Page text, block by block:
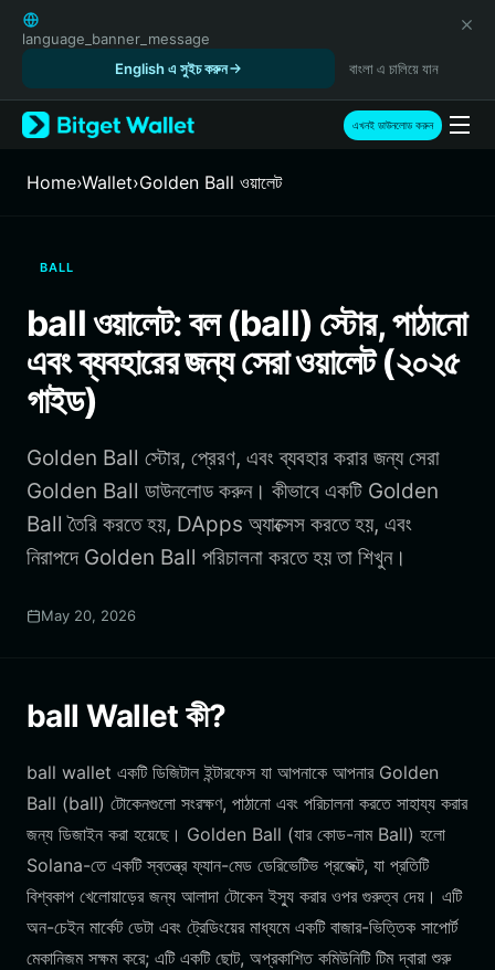
English
日本語
Русский
Español (Latinoamérica)
Türkçe
Italiano
繁體中文
Português (Portugal)
Bahasa Indonesia
ภาษาไทย
Português (Brasil)
Español (Argentina)
language_banner_message
English এ সুইচ করুন
বাংলা এ চালিয়ে যান
এখনই ডাউনলোড করুন
Home›Wallet›Golden Ball ওয়ালেট
BALL
ball ওয়ালেট: বল (ball) স্টোর, পাঠানো
এবং ব্যবহারের জন্য সেরা ওয়ালেট (২০২৫
গাইড)
Golden Ball স্টোর, প্রেরণ, এবং ব্যবহার করার জন্য সেরা
Golden Ball ডাউনলোড করুন। কীভাবে একটি Golden
Ball তৈরি করতে হয়, DApps অ্যাক্সেস করতে হয়, এবং
নিরাপদে Golden Ball পরিচালনা করতে হয় তা শিখুন।
May 20, 2026
ball Wallet কী?
ball wallet একটি ডিজিটাল ইন্টারফেস যা আপনাকে আপনার Golden
Ball (ball) টোকেনগুলো সংরক্ষণ, পাঠানো এবং পরিচালনা করতে সাহায্য করার
জন্য ডিজাইন করা হয়েছে। Golden Ball (যার কোড-নাম Ball) হলো
Solana-তে একটি স্বতন্ত্র ফ্যান-মেড ডেরিভেটিভ প্রজেক্ট, যা প্রতিটি
বিশ্বকাপ খেলোয়াড়ের জন্য আলাদা টোকেন ইস্যু করার ওপর গুরুত্ব দেয়। এটি
অন-চেইন মার্কেট ডেটা এবং ট্রেডিংয়ের মাধ্যমে একটি বাজার-ভিত্তিক সাপোর্ট
মেকানিজম সক্ষম করে; এটি একটি ছোট, অপ্রকাশিত কমিউনিটি টিম দ্বারা শুরু